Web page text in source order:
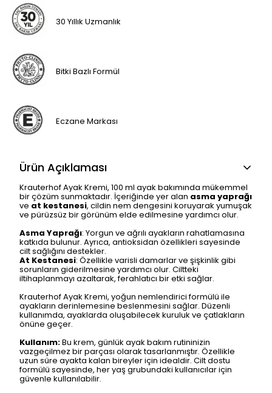
30 Yıllık Uzmanlık
Bitki Bazlı Formül
Eczane Markası
Ürün Açıklaması
Krauterhof Ayak Kremi, 100 ml ayak bakımında mükemmel
bir çözüm sunmaktadır. İçeriğinde yer alan asma yaprağı
ve at kestanesi, cildin nem dengesini koruyarak yumuşak
ve pürüzsüz bir görünüm elde edilmesine yardımcı olur.
Asma Yaprağı: Yorgun ve ağrılı ayakların rahatlamasına
katkıda bulunur. Ayrıca, antioksidan özellikleri sayesinde
cilt sağlığını destekler.
At Kestanesi: Özellikle varisli damarlar ve şişkinlik gibi
sorunların giderilmesine yardımcı olur. Ciltteki
iltihaplanmayı azaltarak, ferahlatıcı bir etki sağlar.
Krauterhof Ayak Kremi, yoğun nemlendirici formülü ile
ayakların derinlemesine beslenmesini sağlar. Düzenli
kullanımda, ayaklarda oluşabilecek kuruluk ve çatlakların
önüne geçer.
Kullanım:Bu krem, günlük ayak bakım rutininizin
vazgeçilmez bir parçası olarak tasarlanmıştır. Özellikle
uzun süre ayakta kalan bireyler için idealdir. Cilt dostu
formülü sayesinde, her yaş grubundaki kullanıcılar için
güvenle kullanılabilir.